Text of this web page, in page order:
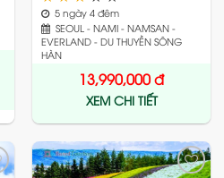
5 ngày 4 đêm
SEOUL - NAMI - NAMSAN -
EVERLAND - DU THUYỀN SÔNG
HÀN
13,990,000đ
XEM CHI TIẾT